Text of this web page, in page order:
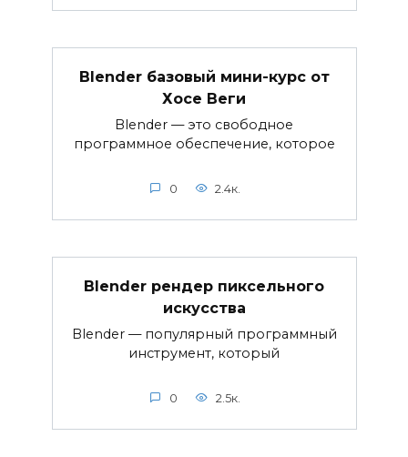
Blender базовый мини-курс от
Хосе Веги
Blender — это свободное
программное обеспечение, которое
0 2.4к.
Blender рендер пиксельного
искусства
Blender — популярный программный
инструмент, который
0 2.5к.